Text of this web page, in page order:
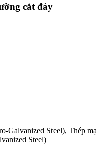
cắt đáy
Galvanized Steel), Thép mạ
Steel)